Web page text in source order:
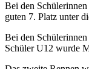
Bei den
guten 7. Platz unter
Bei den
Schüler U12 wurde